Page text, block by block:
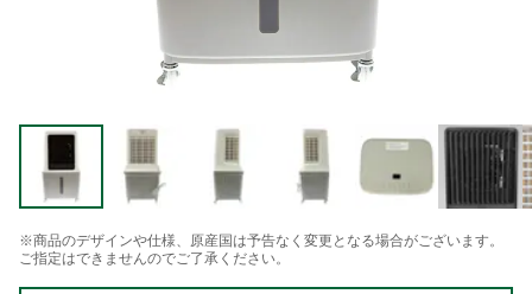
※商品のデザインや仕様、原産国は予告なく変更となる場合がございます。
ご指定はできませんのでご了承ください。